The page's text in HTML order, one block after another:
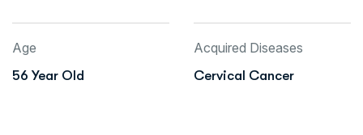
Age
56 Year Old
Acquired Diseases
Cervical Cancer